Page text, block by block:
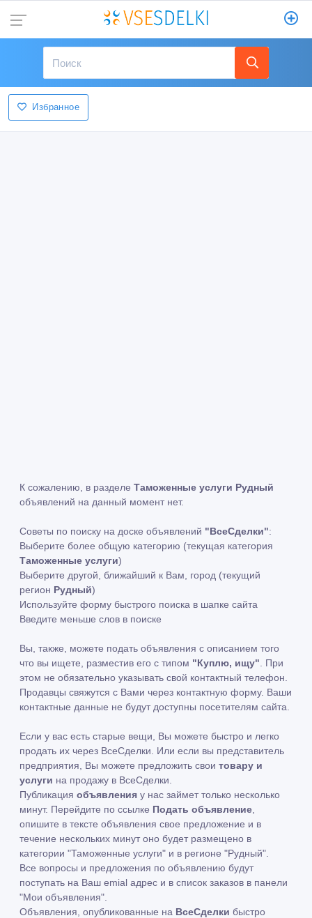
Избранное
К сожалению, в разделе Таможенные услуги Рудный
объявлений на данный момент нет.
Советы по поиску на доске объявлений "ВсеСделки":
Выберите более общую категорию (текущая категория
Таможенные услуги)
Выберите другой, ближайший к Вам, город (текущий
регион Рудный)
Используйте форму быстрого поиска в шапке сайта
Введите меньше слов в поиске
Вы, также, можете подать объявления с описанием того
что вы ищете, разместив его с типом "Куплю, ищу" . При
этом не обязательно указывать свой контактный телефон.
Продавцы свяжутся с Вами через контактную форму. Ваши
контактные данные не будут доступны посетителям сайта.
Если у вас есть старые вещи, Вы можете быстро и легко
продать их через ВсеСделки. Или если вы представитель
предприятия, Вы можете предложить свои товару и
услуги на продажу в ВсеСделки.
Публикация объявления у нас займет только несколько
минут. Перейдите по ссылке Подать объявление
опишите в тексте объявления свое предложение и в
течение нескольких минут оно будет размещено в
категории "Таможенные услуги" и в регионе "Рудный".
Все вопросы и предложения по объявлению будут
поступать на Ваш emial адрес и в список заказов в панели
"Мои объявления".
Объявления, опубликованные на ВсеСделки быстро